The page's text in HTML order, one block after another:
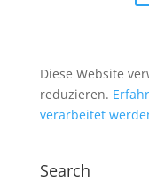
Diese Website
reduzieren.
verarbeitet
Search